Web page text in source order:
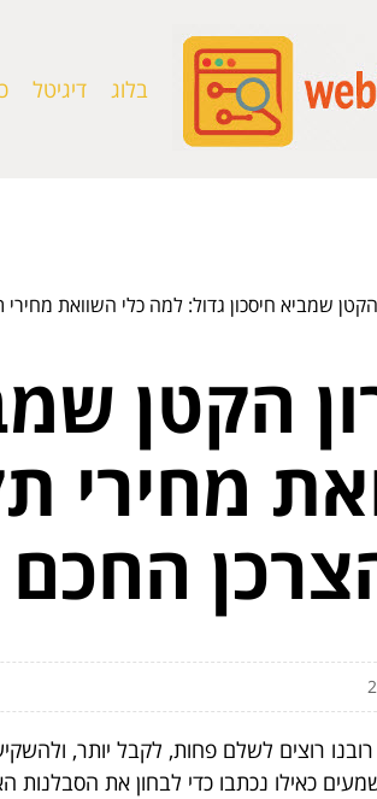
בלוג דיגיטל
הקטן שמביא חיסכון גדול: למה כלי השוואת
הקטן
מחירי
החכם
רוצים לשלם פחות, לקבל יותר,
כאילו נכתבו כדי לבחון את הסבלנות